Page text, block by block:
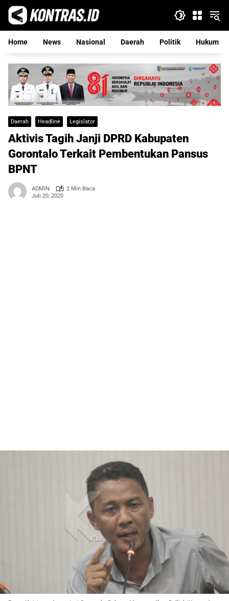
Langsung
konten
Home
News Nasional Daerah Politik Hukum
Daerah Headline Legislator
Aktivis Tagih Janji DPRD Kabupaten
Gorontalo Terkait Pembentukan Pansus
BPNT
ADMIN
2 Min Baca
Juli 20, 2020